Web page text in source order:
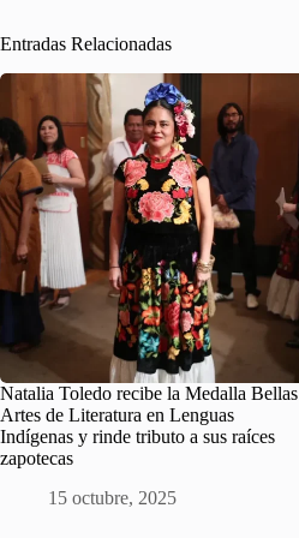
Entradas Relacionadas
Natalia Toledo recibe la Medalla Bellas
Artes de Literatura en Lenguas
Indígenas y rinde tributo a sus raíces
zapotecas
15 octubre, 2025